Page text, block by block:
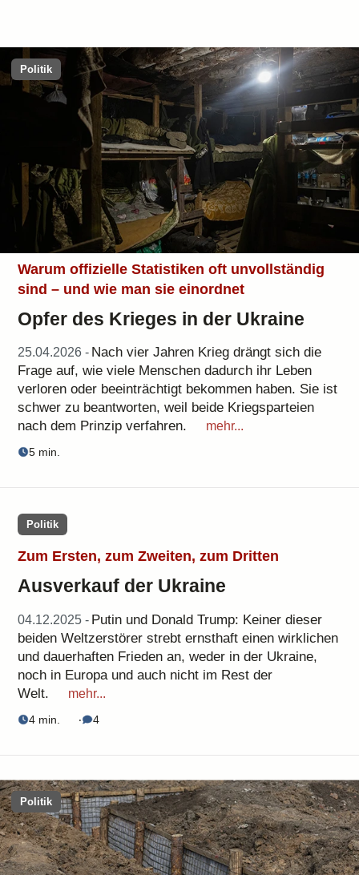
Politik
Warum offizielle Statistiken oft unvollständig
sind – und wie man sie einordnet
Opfer des Krieges in der Ukraine
25.04.2026 - Nach vier Jahren Krieg drängt sich die
Frage auf, wie viele Menschen dadurch ihr Leben
verloren oder beeinträchtigt bekommen haben. Sie ist
schwer zu beantworten, weil beide Kriegsparteien
nach dem Prinzip verfahren.
mehr...
5 min.
Politik
Zum Ersten, zum Zweiten, zum Dritten
Ausverkauf der Ukraine
04.12.2025 - Putin und Donald Trump: Keiner dieser
beiden Weltzerstörer strebt ernsthaft einen wirklichen
und dauerhaften Frieden an, weder in der Ukraine,
noch in Europa und auch nicht im Rest der
Welt.
mehr...
4 min. ‧ 4
Politik